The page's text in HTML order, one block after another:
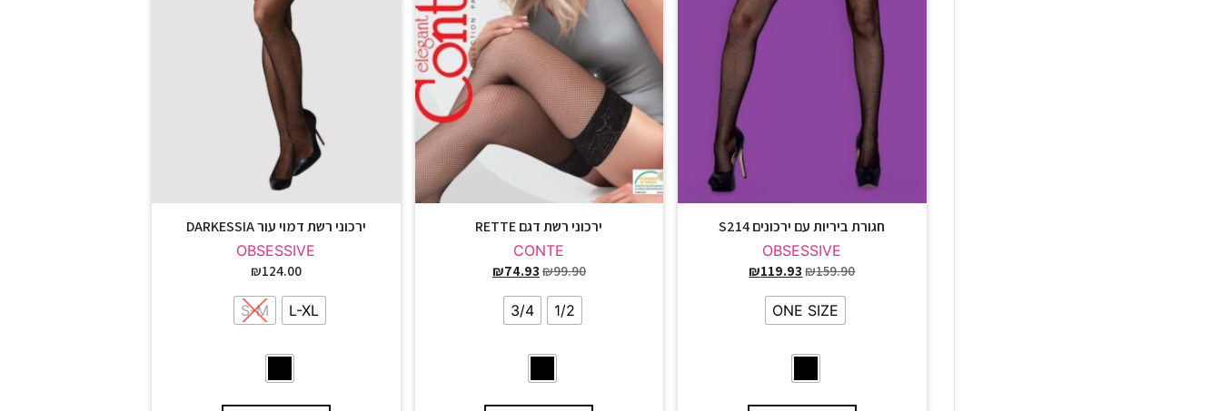
חגורת ביריות עם ירכונים S214
OBSESSIVE
₪159.90
₪119.93
ONE SIZE
ירכוני רשת דגם RETTE
CONTE
₪99.90
₪74.93
1/2
3/4
ירכוני רשת דמוי עור DARKESSIA
OBSESSIVE
₪124.00
L-XL
S-M